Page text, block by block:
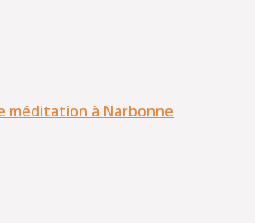
méditation à Narbonne